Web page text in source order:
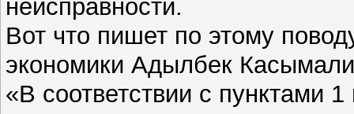
неисправности.
Вот что пишет по этому
экономики Адылбек
«В соответствии с пунктами